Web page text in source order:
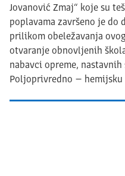
Jovanović Zmaj“ koje su
poplavama završeno je do
prilikom obeležavanja
otvaranje obnovljenih
nabavci opreme,
Poljoprivredno –